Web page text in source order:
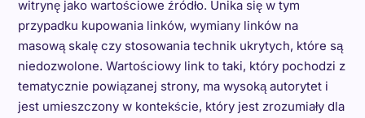
witrynę jako wartościowe źródło. Unika się w tym
przypadku kupowania linków, wymiany linków na
masową skalę czy stosowania technik ukrytych, które są
niedozwolone. Wartościowy link to taki, który pochodzi z
tematycznie powiązanej strony, ma wysoką autorytet i
jest umieszczony w kontekście, który jest zrozumiały dla